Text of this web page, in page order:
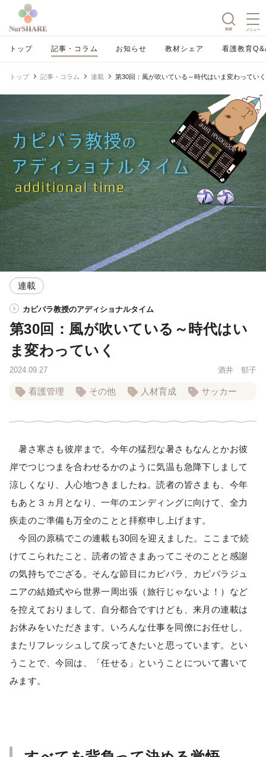
検索 メニュー
トップ 記事・コラム お知らせ 教材シェア 看護教育
トップ 記事・コラム 連載 第30回：風が吹いている～時代はいま変わっていく
連載
カピバラ教授のアディショナルタイム
第30回：風が吹いている～時代はい
ま変わっていく
2024.09.27 酒井 郁子
看護管理 その他 人材育成 サッカー
暑さ寒さも彼岸まで。今年の猛烈な暑さもなんとかお彼
岸でつじつまを合わせるかのように気温も急降下しまして
涼しくなり、人心地つきましたね。読者の皆さまも、今年
もあと３ヵ月となり、一年のエンディングに向けて、全力
疾走のご準備も万全のことと拝察申し上げます。
今回の原稿でこの連載も30回を迎えました。ここまで続
けてこられたこと、読者の皆さまあってこそのことと感謝
の気持ちでござる。そんな節目にカピバラ、カピバラジュ
ニアの結婚式やら世界一周出張（旅行じゃないよ！）など
を控えておりまして、自分都合ですけども、来月の連載は
お休みをいただきます。いろんな仕事を同僚にお任せし、
またリフレッシュして戻ってきたいと思っています。とい
うことで、今回は、「任せる」ということについて書いて
みます。